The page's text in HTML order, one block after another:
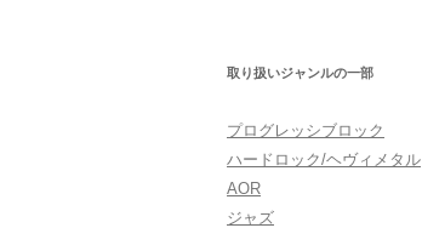
取り扱いジャンルの一部
プログレッシブロック
ハードロック/ヘヴィメタル
AOR
ジャズ